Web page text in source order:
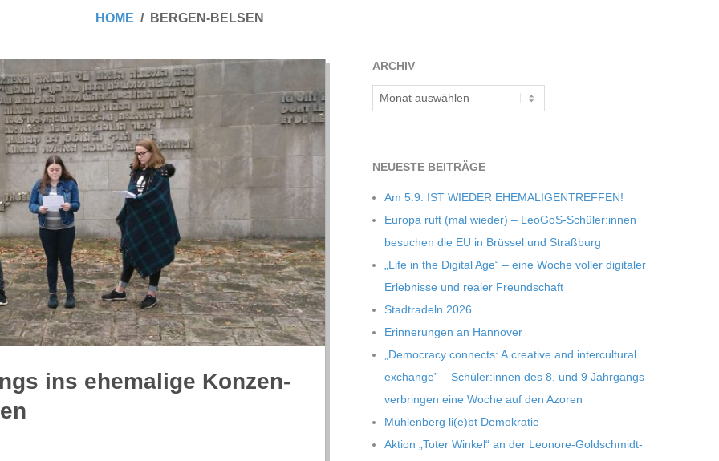
HOME BERGEN-BELSEN
ins ehe­ma­lige Kon­zen­
ARCHIV
Archiv
NEU­ESTE BEITRÄGE
Am 5.9. IST WIEDER EHEMALIGENTREFFEN!
Europa ruft (mal wie­der) – LeoGoS-Schüler:innen
besu­chen die EU in Brüs­sel und Straßburg
„Life in the Digi­tal Age“ – eine Woche vol­ler digi­ta­ler
Erleb­nisse und rea­ler Freundschaft
Stadt­ra­deln 2026
Erin­ne­run­gen an Hannover
„Demo­cracy con­nects: A crea­tive and inter­cul­tu­ral
exch­ange” – Schüler:innen des 8. und 9 Jahr­gangs
ver­brin­gen eine Woche auf den Azoren
Müh­len­berg li(e)bt Demokratie
Aktion „Toter Win­kel“ an der Leonore-Goldschmidt-